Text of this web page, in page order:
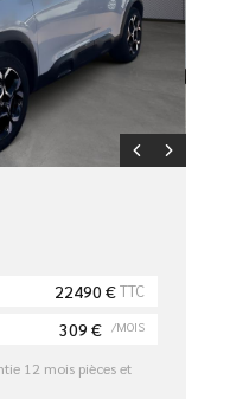
22490 €TTC
309 € /MOIS
12 mois pièces et